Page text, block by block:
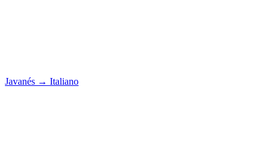
Javanés → Italiano